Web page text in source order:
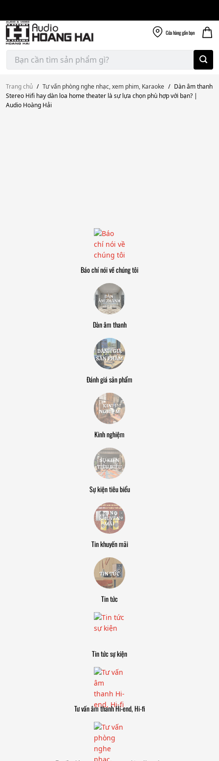
content
Cửa hànggần bạn
Tìm
kiếm:
Trang chủ / Tư vấn phòng nghe nhạc, xem phim, Karaoke / Dàn âm thanh
Stereo Hifi hay dàn loa home theater là sự lựa chọn phù hợp với bạn? |
Audio Hoàng Hải
Báo chí nói về chúng tôi
Dàn âm thanh
Đánh giá sản phẩm
Kinh nghiệm
Sự kiện tiêu biểu
Tin khuyến mãi
Tin tức
Tin tức sự kiện
Tư vấn âm thanh Hi-end, Hi-fi